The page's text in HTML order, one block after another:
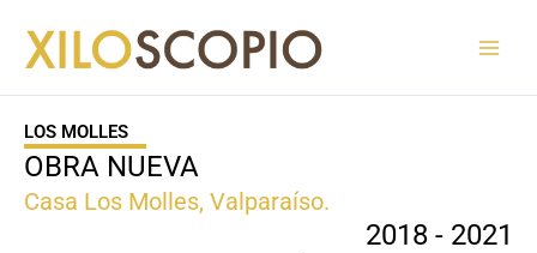
contenido
LOS MOLLES
OBRA NUEVA
Casa Los Molles, Valparaíso.​
2018 - 2021​